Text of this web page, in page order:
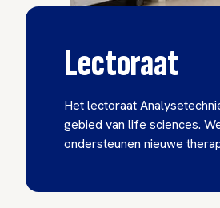
Lectoraat
Het lectoraat
gebied van life sciences.
ondersteunen nieuwe